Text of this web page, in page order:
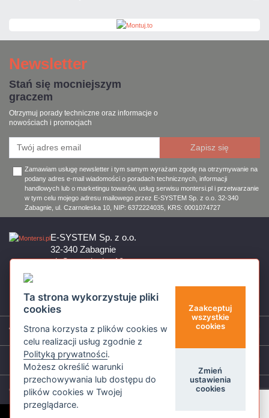
Newsletter
Stań się mocniejszym
graczem
Otrzymuj porady techniczne oraz informacje o
nowościach i promocjach
Zamawiam usługę newsletter i tym samym wyrażam zgodę na otrzymywanie na
podany adres e-mail wiadomości o poradach technicznych, informacji
handlowych lub o marketingu towarów, usług serwisu montersi.pl i przetwarzanie
w tym celu mojego adresu mailowego przez E-SYSTEM Sp. z o.o. 32-340
Zabagnie, ul. Czarnoleska 10, NIP: 6372224035, KRS: 0001074727
E-SYSTEM Sp. z o.o.
32-340 Zabagnie
ul. Czarnoleska 10
sklep@montersi.pl
Wsparcie
Informacje
O nas
Ta strona wykorzystuje pliki
cookies
Strona korzysta z plików cookies w
celu realizacji usług zgodnie z
Polityką prywatności.
Możesz określić warunki
przechowywania lub dostępu do
plików cookies w Twojej
przeglądarce.
Zaakceptuj
wszystkie
cookies
Zmień
ustawienia
cookies